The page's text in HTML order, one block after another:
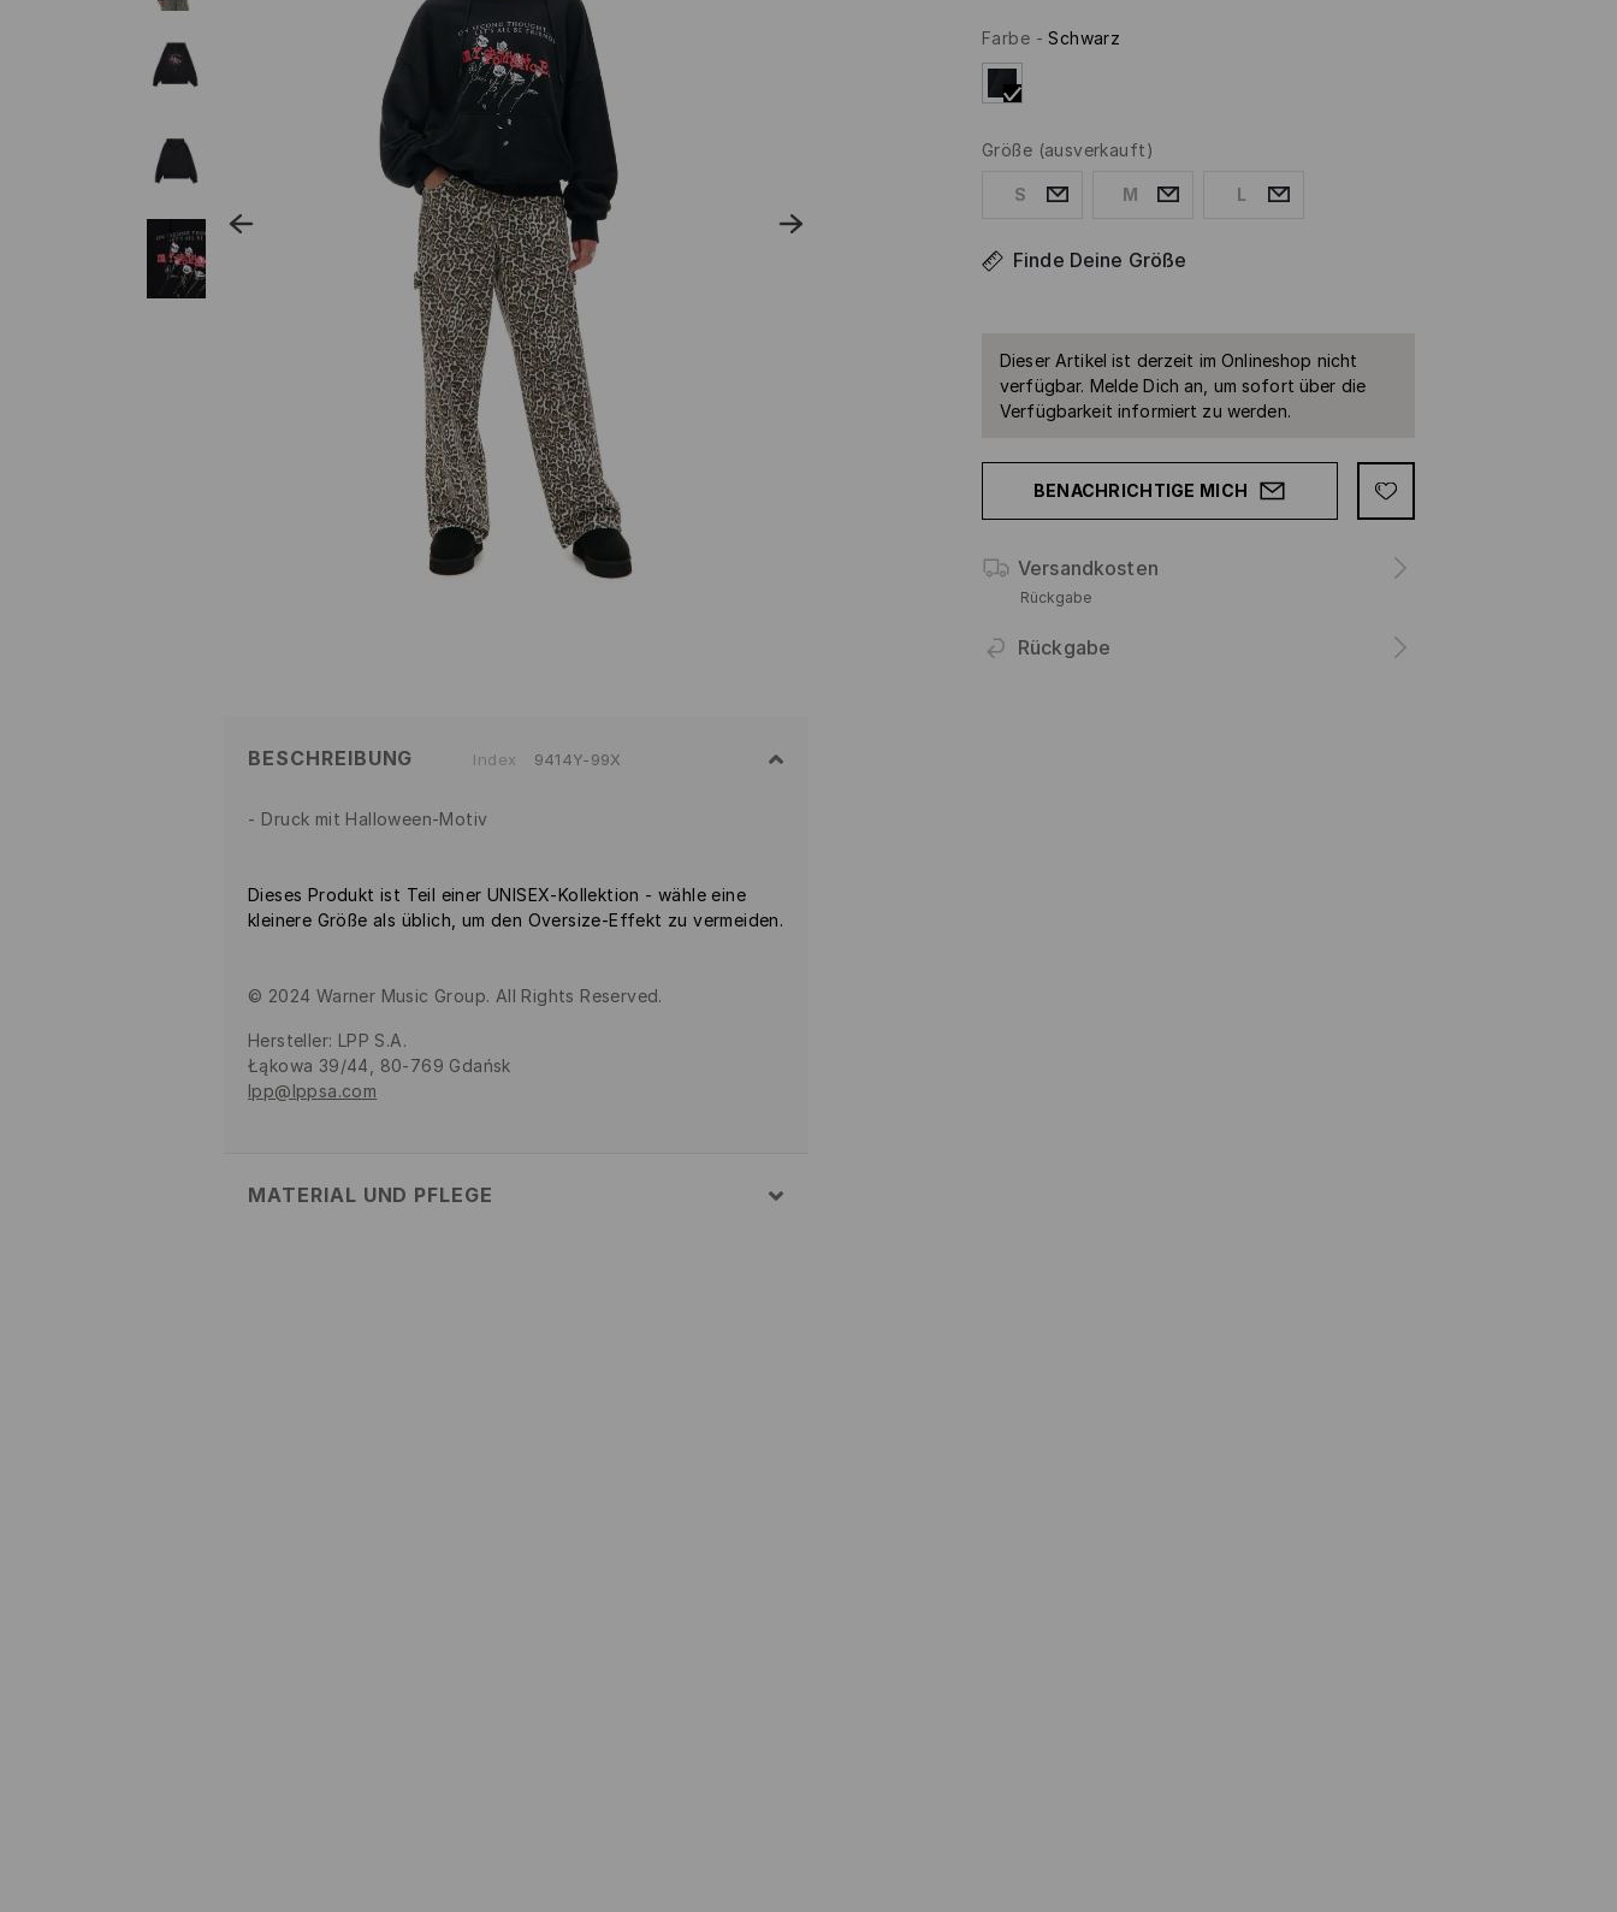
Farbe - Schwarz
Größe (ausverkauft)
S M L
Finde Deine Größe
Dieser Artikel ist derzeit im Onlineshop nicht
verfügbar. Melde Dich an, um sofort über die
Verfügbarkeit informiert zu werden.
BENACHRICHTIGE MICH
Versandkosten
Rückgabe
Rückgabe
BESCHREIBUNG Index 9414Y-99X
Druck mit Halloween-Motiv
Dieses Produkt ist Teil einer UNISEX-Kollektion - wähle eine
kleinere Größe als üblich, um den Oversize-Effekt zu vermeiden.
© 2024 Warner Music Group. All Rights Reserved.
Hersteller: LPP S.A.
Łąkowa 39/44, 80-769 Gdańsk
lpp@lppsa.com
MATERIAL UND PFLEGE